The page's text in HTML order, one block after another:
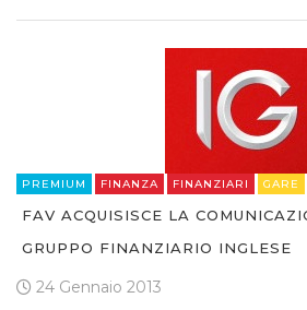
PREMIUM FINANZA FINANZIARI GARE
FAV ACQUISISCE LA
GRUPPO FINANZIARIO INGLESE
24 Gennaio 2013